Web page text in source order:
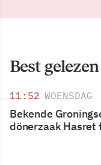
Best gelezen
11:52 WOENSDAG
Bekende
dönerzaak Hasret